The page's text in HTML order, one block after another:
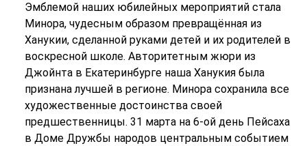
Эмблемой наших юбилейных мероприятий стала
Минора, чудесным образом превращённая из
Ханукии, сделанной руками детей и их родителей в
воскресной школе. Авторитетным жюри из
Джойнта в Екатеринбурге наша Ханукия была
признана лучшей в регионе. Минора сохранила все
художественные достоинства своей
предшественницы. 31 марта на 6-ой день Пейсаха
в Доме Дружбы народов центральным событием